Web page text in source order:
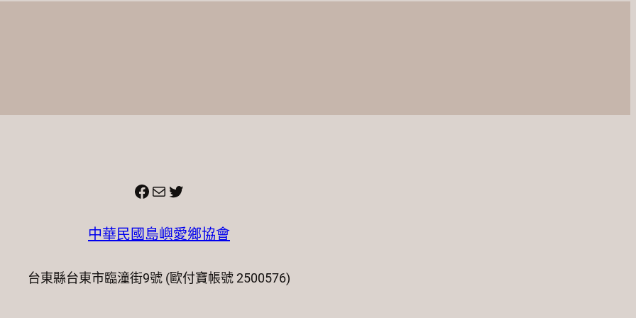
Facebook
電子郵件 X
中華民國島嶼愛鄉協會
台東縣台東市臨潼街9號 (歐付寶帳號 2500576)